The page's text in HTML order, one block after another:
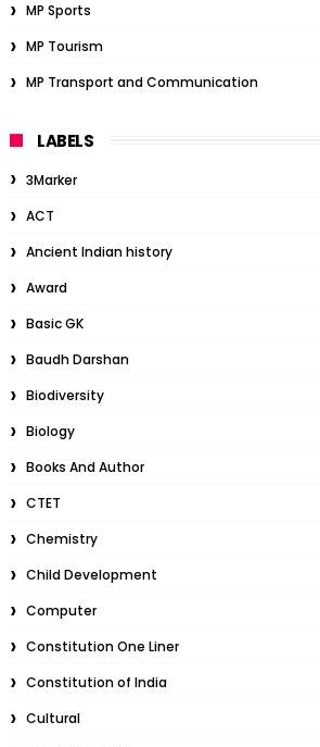
MP Sports
MP Tourism
MP Transport and Communication
LABELS
3Marker
ACT
Ancient Indian history
Award
Basic GK
Baudh Darshan
Biodiversity
Biology
Books And Author
CTET
Chemistry
Child Development
Computer
Constitution One Liner
Constitution of India
Cultural